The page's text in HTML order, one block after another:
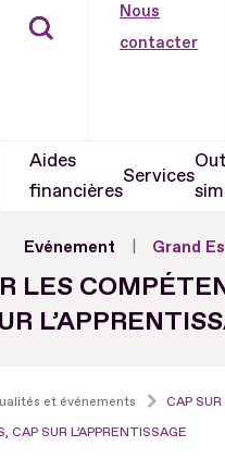
Nous
contacter
Aides
financières
Services
Evénement Grand
LES
et événements
CAP SUR
CAP SUR L’APPRENTISSAGE